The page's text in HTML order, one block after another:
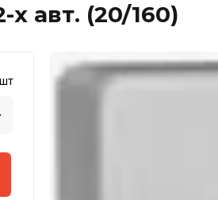
авт. (20/160)
шт